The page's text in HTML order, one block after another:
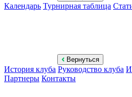
Календарь Турнирная таблица
Вернуться
История клуба Руководство клуба
Партнеры Контакты